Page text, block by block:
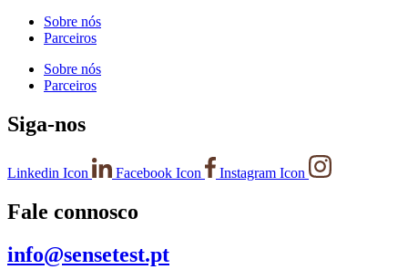
Sobre nós
Parceiros
Sobre nós
Parceiros
Siga-nos
Linkedin Icon Facebook Icon Instagram Icon
Fale connosco
info@sensetest.pt